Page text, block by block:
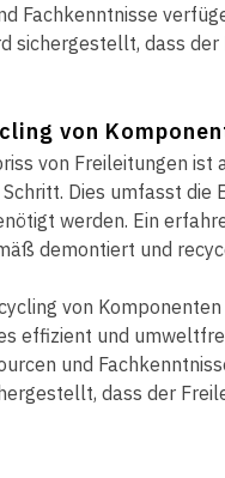
Fachkenntnisse
sichergestellt, dass
von
von Freileitungen ist
Dies umfasst
werden. Ein
demontiert und
von
effizient und
und
dass der